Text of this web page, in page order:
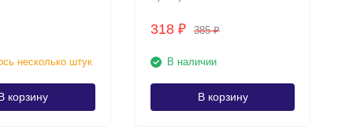
несколько штук
корзину
318₽ 385₽
В наличии
В корзину